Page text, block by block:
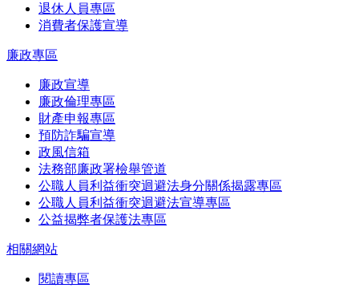
退休人員專區
消費者保護宣導
廉政專區
廉政宣導
廉政倫理專區
財產申報專區
預防詐騙宣導
政風信箱
法務部廉政署檢舉管道
公職人員利益衝突迴避法身分關係揭露專區
公職人員利益衝突迴避法宣導專區
公益揭弊者保護法專區
相關網站
閱讀專區